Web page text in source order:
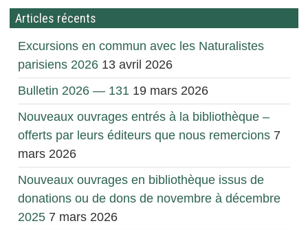
Articles récents
Excursions en commun avec les Naturalistes
parisiens 2026 13 avril 2026
Bulletin 2026 — 131 19 mars 2026
Nouveaux ouvrages entrés à la bibliothèque –
offerts par leurs éditeurs que nous remercions 7
mars 2026
Nouveaux ouvrages en bibliothèque issus de
donations ou de dons de novembre à décembre
2025 7 mars 2026